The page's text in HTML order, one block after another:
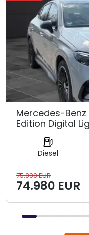
Mercedes-Benz
Edition Digital
Diesel
75.000 EUR
74.980 EUR